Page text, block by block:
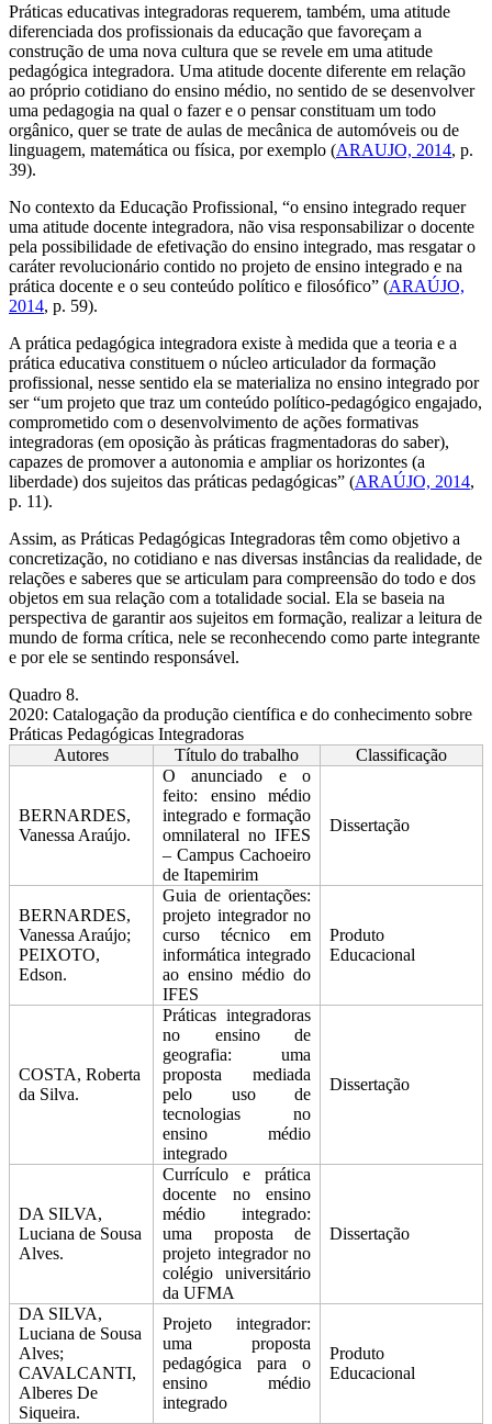
Práticas educativas integradoras requerem, também, uma atitude
diferenciada dos profissionais da educação que favoreçam a
construção de uma nova cultura que se revele em uma atitude
pedagógica integradora. Uma atitude docente diferente em relação
ao próprio cotidiano do ensino médio, no sentido de se desenvolver
uma pedagogia na qual o fazer e o pensar constituam um todo
orgânico, quer se trate de aulas de mecânica de automóveis ou de
linguagem, matemática ou física, por exemplo (ARAUJO, 2014, p.
39).
No contexto da Educação Profissional, “o ensino integrado requer
uma atitude docente integradora, não visa responsabilizar o docente
pela possibilidade de efetivação do ensino integrado, mas resgatar o
caráter revolucionário contido no projeto de ensino integrado e na
prática docente e o seu conteúdo político e filosófico” (ARAÚJO,
2014, p. 59).
A prática pedagógica integradora existe à medida que a teoria e a
prática educativa constituem o núcleo articulador da formação
profissional, nesse sentido ela se materializa no ensino integrado por
ser “um projeto que traz um conteúdo político-pedagógico engajado,
comprometido com o desenvolvimento de ações formativas
integradoras (em oposição às práticas fragmentadoras do saber),
capazes de promover a autonomia e ampliar os horizontes (a
liberdade) dos sujeitos das práticas pedagógicas” (ARAÚJO, 2014,
p. 11).
Assim, as Práticas Pedagógicas Integradoras têm como objetivo a
concretização, no cotidiano e nas diversas instâncias da realidade, de
relações e saberes que se articulam para compreensão do todo e dos
objetos em sua relação com a totalidade social. Ela se baseia na
perspectiva de garantir aos sujeitos em formação, realizar a leitura de
mundo de forma crítica, nele se reconhecendo como parte integrante
e por ele se sentindo responsável.
Quadro 8.
2020: Catalogação da produção científica e do conhecimento sobre
Práticas Pedagógicas Integradoras
Autores
Título do trabalho Classificação
BERNARDES,
Vanessa Araújo.
O anunciado e o
feito: ensino médio
integrado e formação
omnilateral no IFES
– Campus Cachoeiro
de Itapemirim
Dissertação
BERNARDES,
Vanessa Araújo;
PEIXOTO,
Edson.
Guia de orientações:
projeto integrador no
curso técnico em
informática integrado
ao ensino médio do
IFES
Produto
Educacional
COSTA, Roberta
da Silva.
Práticas integradoras
no ensino de
geografia: uma
proposta mediada
pelo uso de
tecnologias no
ensino médio
integrado
Dissertação
DA SILVA,
Luciana de Sousa
Alves.
Currículo e prática
docente no ensino
médio integrado:
uma proposta de
projeto integrador no
colégio universitário
da UFMA
Dissertação
DA SILVA,
Luciana de Sousa
Alves;
CAVALCANTI,
Alberes De
Siqueira.
Projeto integrador:
uma proposta
pedagógica para o
ensino médio
integrado
Produto
Educacional